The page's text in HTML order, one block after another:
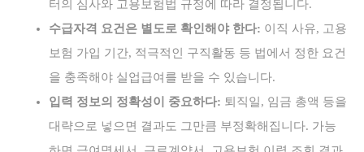
터의 심사와 고용보험법 규정에 따라 결정됩니다.
수급자격 요건은 별도로 확인해야 한다: 이직 사유, 고용
보험 가입 기간, 적극적인 구직활동 등 법에서 정한 요건
을 충족해야 실업급여를 받을 수 있습니다.
입력 정보의 정확성이 중요하다: 퇴직일, 임금 총액 등을
대략으로 넣으면 결과도 그만큼 부정확해집니다. 가능